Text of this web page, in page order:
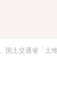
国土交通省「土